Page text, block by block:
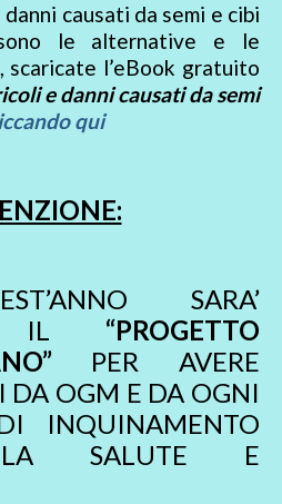
causati da semi e cibi
le alternative e le
scaricate l’eBook gratuito
e danni causati da semi
qui
SARA’
IL “PROGETTO
PER AVERE
OGM E DA OGNI
INQUINAMENTO
SALUTE E